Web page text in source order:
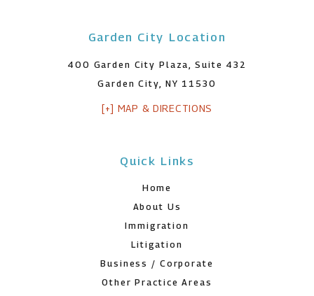
Garden City Location
400 Garden City Plaza, Suite 432
Garden City, NY 11530
[+] MAP & DIRECTIONS
Quick Links
Home
About Us
Immigration
Litigation
Business / Corporate
Other Practice Areas